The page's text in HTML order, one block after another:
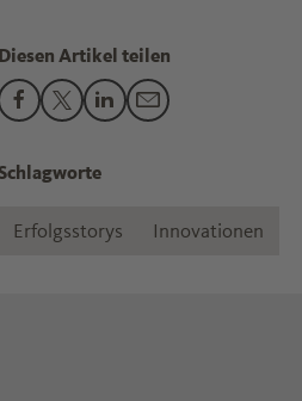
Diesen Artikel teilen
Den Beitrag "Diese Medikamente
Den Beitrag "Diese
Den Beitrag "Diese
Den Beitrag
Schlagworte
Erfolgsstorys Innovationen